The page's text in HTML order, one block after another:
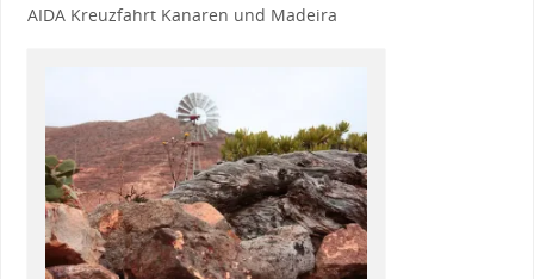
AIDA Kreuzfahrt Kanaren und Madeira